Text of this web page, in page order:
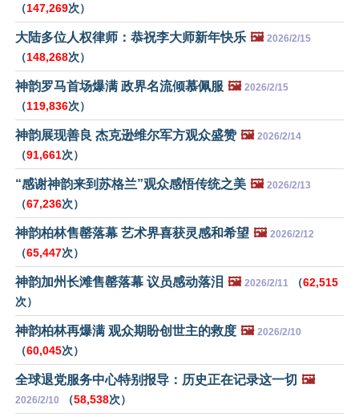
（147,269次）
大陆多位人权律师：恭祝李大师新年快乐 🖼️ 2026/2/15
（148,268次）
神韵罗马首场爆满 政界名流倾慕佩服 🖼️ 2026/2/15
（119,836次）
神韵展现善良 杰克逊维尔军方观众盛赞 🖼️ 2026/2/14
（91,661次）
“感谢神韵来到苏格兰”观众感悟传统之美 🖼️ 2026/2/13
（67,236次）
神韵柏林售罄落幕 艺术界喜获灵感和希望 🖼️ 2026/2/12
（65,447次）
神韵加州长滩售罄落幕 议员感动落泪 🖼️ 2026/2/11 （62,515
次）
神韵柏林再爆满 观众期盼创世主的救度 🖼️ 2026/2/10
（60,045次）
全球退党服务中心特别报导：历史正在记录这一切 🖼️
2026/2/10 （58,538次）